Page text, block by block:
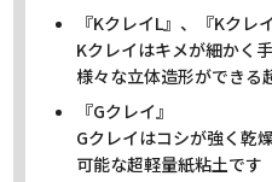
『KクレイL』、『Kクレイ
Kクレイはキメが細かく
様々な立体造形ができる
『Gクレイ』
Gクレイはコシが強く乾
可能な超軽量紙粘土です